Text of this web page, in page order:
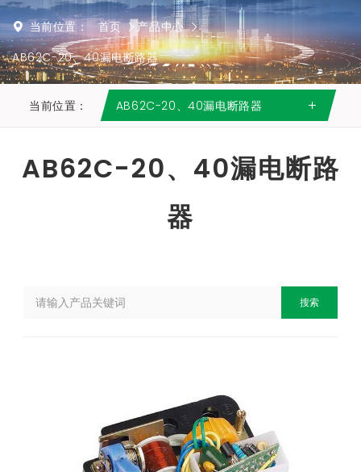
当前位置： 首页
产品中心
AB62C-20、40漏电断路器
当前位置： AB62C-20、40漏电断路器
AB62C-20、40漏电断路
器
搜索